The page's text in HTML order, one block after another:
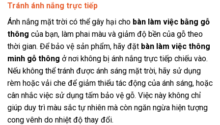
Tránh ánh nắng trực tiếp
Ánh nắng mặt trời có thể gây hại cho bàn làm việc bằng gỗ
thông của bạn, làm phai màu và giảm độ bền của gỗ theo
thời gian. Để bảo vệ sản phẩm, hãy đặt bàn làm việc thông
minh gỗ thông ở nơi không bị ánh nắng trực tiếp chiếu vào.
Nếu không thể tránh được ánh sáng mặt trời, hãy sử dụng
rèm hoặc vải che để giảm thiểu tác động của ánh sáng, hoặc
cân nhắc việc sử dụng tấm bảo vệ gỗ. Việc này không chỉ
giúp duy trì màu sắc tự nhiên mà còn ngăn ngừa hiện tượng
cong vênh do nhiệt độ thay đổi.